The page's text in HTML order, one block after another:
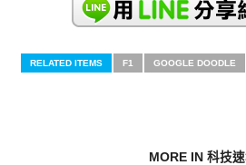
RELATED ITEMS F1 GOOGLE DOODLE
MORE IN 科技